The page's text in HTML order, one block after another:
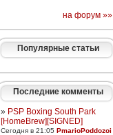
на форум »»
Популярные статьи
Последние комменты
» PSP Boxing South Park
[HomeBrew][SIGNED]
Сегодня в 21:05 PmarioPoddozoi